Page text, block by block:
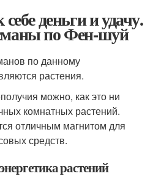
деньги и удачу.
по Фен-шуй
по данному
растения.
можно, как это ни
комнатных растений.
отличным магнитом для
средств.
растений